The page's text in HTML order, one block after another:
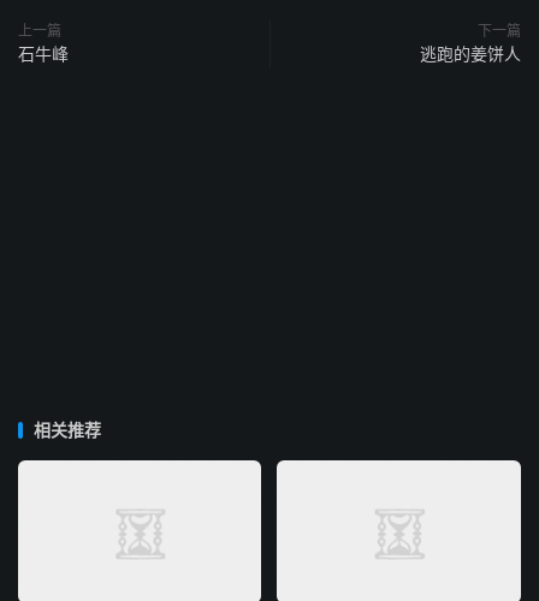
上一篇
石牛峰
下一篇
逃跑的姜饼人
相关推荐